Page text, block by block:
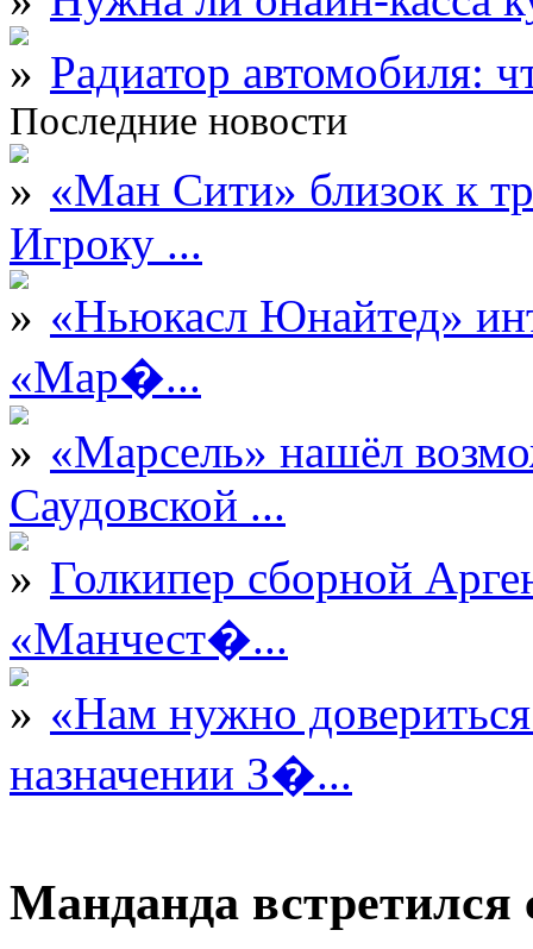
Радиатор автомобиля:
Последние новости
«Ман Сити» близок к
Игроку ...
«Ньюкасл Юнайтед»
«Мар�...
«Марсель» нашёл
Саудовской ...
Голкипер сборной
«Манчест�...
«Нам нужно
назначении З�...
Манданда встретился